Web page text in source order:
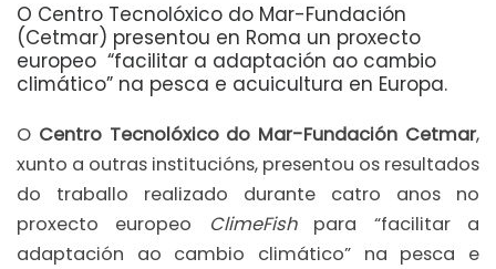
O Centro Tecnolóxico do Mar-Fundación
(Cetmar) presentou en Roma un proxecto
europeo “facilitar a adaptación ao cambio
climático” na pesca e acuicultura en Europa.
O Centro Tecnolóxico do Mar-Fundación Cetmar,
xunto a outras institucións, presentou os resultados
do traballo realizado durante catro anos no
proxecto europeo ClimeFishpara “facilitar a
adaptación ao cambio climático” na pesca e